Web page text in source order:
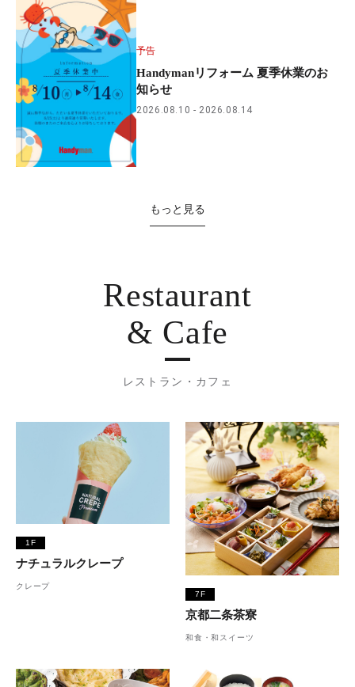
予告
Handymanリフォーム 夏季休業のお
知らせ
2026.08.10 2026.08.14
もっと見る
Restaurant
& Cafe
レストラン・カフェ
1F
ナチュラルクレープ
クレープ
7F
京都二条茶寮
和食・和スイーツ